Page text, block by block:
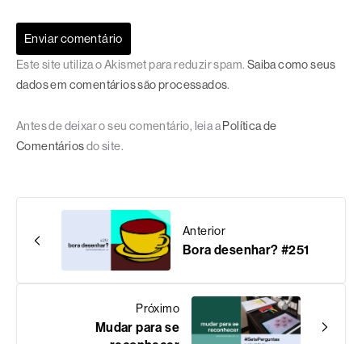
Este site utiliza o Akismet para reduzir spam. Saiba como seus
dados em comentários são processados.
Antes de deixar o seu comentário, leia a Política de
Comentáriosdo site.
Anterior
Bora desenhar? #251
Próximo
Mudar para se